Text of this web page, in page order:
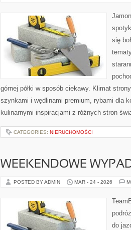
się
górnej półki w sposób ciekawy. Klimat
szynkami i wędlinami premium, rybami dla
kulinarnymi inspiracjami z różnych stron
CATEGORIES: NIERUCHOMOŚCI
WEEKENDOWE
POSTED BY ADMIN MAR - 24 - 2026
do